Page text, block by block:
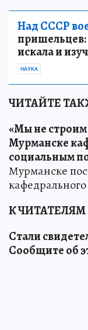
Над СССР
пришельцев:
искала и
НАУКА
ЧИТАЙТЕ
«Мы не
Мурманске
социальным
Мурманске
К ЧИТАТЕЛЯМ
Стали
Сообщите об